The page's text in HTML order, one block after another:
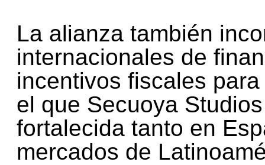
La alianza también
internacionales de
incentivos fiscales
el que Secuoya
fortalecida tanto en
mercados de